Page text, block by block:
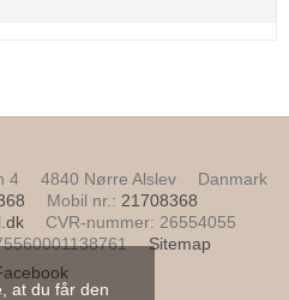
at du får den
4 4840 Nørre Alslev
Danmark
Mobil nr. : 21708368
CVR-nummer: 26554055
Sitemap